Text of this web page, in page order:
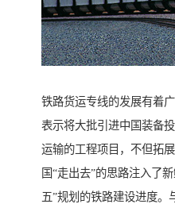
铁路货运专线的发展有着
表示将大批引进中国装备
运输的工程项目，不但拓
国“走出去”的思路注入了
五”规划的铁路建设进度。